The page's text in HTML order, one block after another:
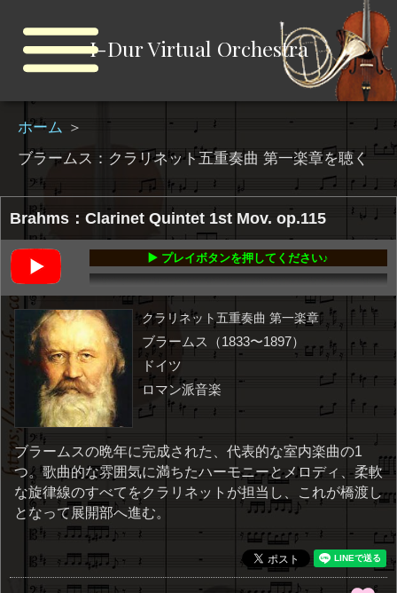
I-Dur Virtual Orchestra
ホーム ＞
ブラームス：クラリネット五重奏曲 第一楽章を聴く
Brahms：Clarinet Quintet 1st Mov. op.115
▶️ プレイボタンを押してください♪
クラリネット五重奏曲 第一楽章
ブラームス（1833〜1897）
ドイツ
ロマン派音楽
ブラームスの晩年に完成された、代表的な室内楽曲の1
つ。歌曲的な雰囲気に満ちたハーモニーとメロディ、柔軟
な旋律線のすべてをクラリネットが担当し、これが橋渡し
となって展開部へ進む。